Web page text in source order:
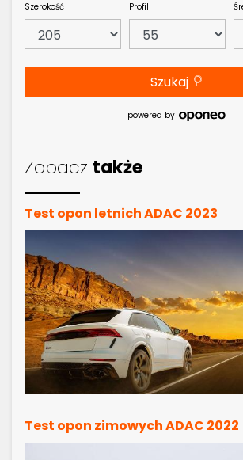
Szerokość Profil
Szukaj
powered by
Zobacz także
Test opon letnich ADAC 2023
Test opon zimowych ADAC 2022